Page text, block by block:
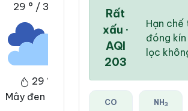
29 ° / 37 °
29 %
Mây đen u ám
29 °/
16 %
Mây rải rác
Rất
xấu ·
AQI
203
Hạn chế
đóng
lọc
CO NH 3